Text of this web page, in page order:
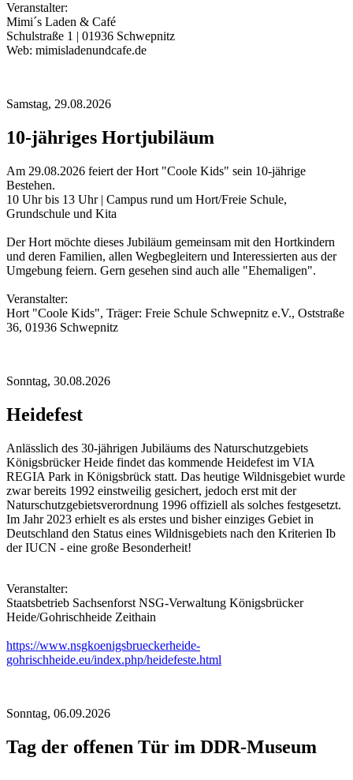
Veranstalter:
Mimi´s Laden & Café
Schulstraße 1 | 01936 Schwepnitz
Web: mimisladenundcafe.de
Samstag, 29.08.2026
10-jähriges Hortjubiläum
Am 29.08.2026 feiert der Hort "Coole Kids" sein 10-jährige
Bestehen.
10 Uhr bis 13 Uhr | Campus rund um Hort/Freie Schule,
Grundschule und Kita
Der Hort möchte dieses Jubiläum gemeinsam mit den Hortkindern
und deren Familien, allen Wegbegleitern und Interessierten aus der
Umgebung feiern. Gern gesehen sind auch alle "Ehemaligen".
Veranstalter:
Hort "Coole Kids", Träger: Freie Schule Schwepnitz e.V., Oststraße
36, 01936 Schwepnitz
Sonntag, 30.08.2026
Heidefest
Anlässlich des 30-jährigen Jubiläums des Naturschutzgebiets
Königsbrücker Heide findet das kommende Heidefest im VIA
REGIA Park in Königsbrück statt. Das heutige Wildnisgebiet wurde
zwar bereits 1992 einstweilig gesichert, jedoch erst mit der
Naturschutzgebietsverordnung 1996 offiziell als solches festgesetzt.
Im Jahr 2023 erhielt es als erstes und bisher einziges Gebiet in
Deutschland den Status eines Wildnisgebiets nach den Kriterien Ib
der IUCN - eine große Besonderheit!
Veranstalter:
Staatsbetrieb Sachsenforst NSG-Verwaltung Königsbrücker
Heide/Gohrischheide Zeithain
https://www.nsgkoenigsbrueckerheide-
gohrischheide.eu/index.php/heidefeste.html
Sonntag, 06.09.2026
Tag der offenen Tür im DDR-Museum